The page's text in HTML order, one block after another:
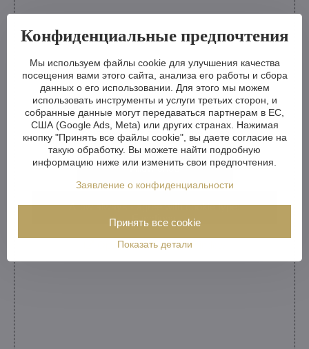
Youtube videos are blocked by Privacy options
Do you want to load Youtube video?
Allow once
Allow always - agree with cookie type:
Functional
Open video in a new window
Конфиденциальные предпочтения
Мы используем файлы cookie для улучшения качества
посещения вами этого сайта, анализа его работы и сбора
данных о его использовании. Для этого мы можем
использовать инструменты и услуги третьих сторон, и
собранные данные могут передаваться партнерам в ЕС,
США (Google Ads, Meta) или других странах. Нажимая
кнопку "Принять все файлы cookie", вы даете согласие на
такую обработку. Вы можете найти подробную
информацию ниже или изменить свои предпочтения.
Заявление о конфиденциальности
Показать детали
Принять все cookie